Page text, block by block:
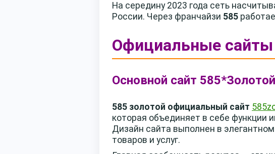
На середину 2023 года сеть
России. Через франчайзи 585
Официальные сайты
Основной сайт 585*Золотой
585 золотой официальный сайт
которая объединяет в себе функции
Дизайн сайта выполнен в
товаров и услуг.